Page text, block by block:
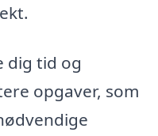
dig tid og
opgaver, som